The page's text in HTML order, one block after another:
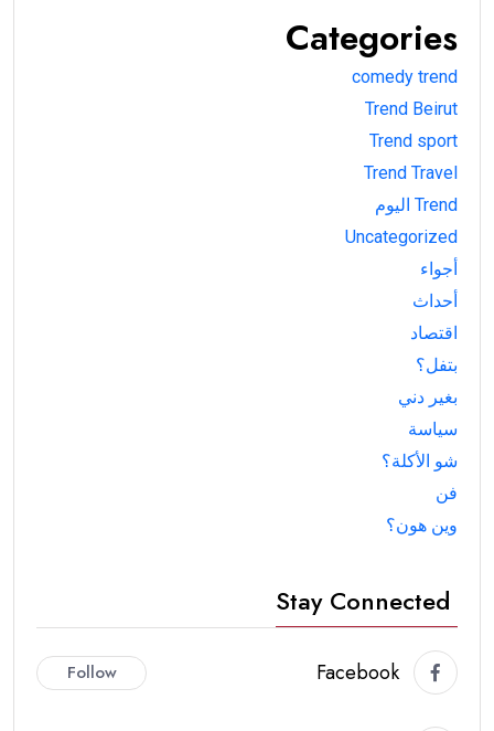
Categories
comedy trend
Trend Beirut
Trend sport
Trend Travel
Trend اليوم
Uncategorized
أجواء
أحداث
اقتصاد
بتفل؟
بغير دني
سياسة
شو الأكلة؟
فن
وين هون؟
Stay Connected
Facebook
Follow